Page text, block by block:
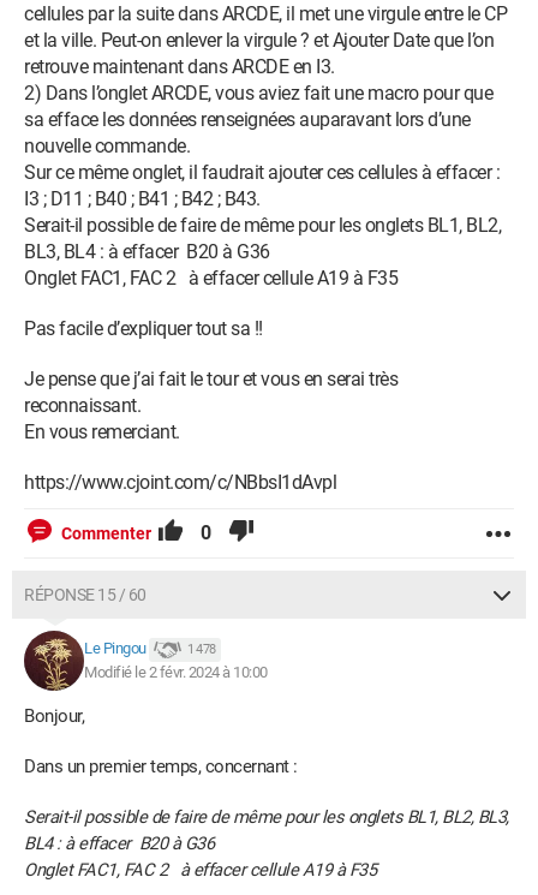
cellules par la suite dans ARCDE, il met une virgule entre le CP
et la ville. Peut-on enlever la virgule ? et Ajouter Date que l’on
retrouve maintenant dans ARCDE en I3.
2) Dans l’onglet ARCDE, vous aviez fait une macro pour que
sa efface les données renseignées auparavant lors d’une
nouvelle commande.
Sur ce même onglet, il faudrait ajouter ces cellules à effacer :
I3 ; D11 ; B40 ; B41 ; B42 ; B43.
Serait-il possible de faire de même pour les onglets BL1, BL2,
BL3, BL4 : à effacer B20 à G36
Onglet FAC1, FAC 2 à effacer cellule A19 à F35
Pas facile d’expliquer tout sa !!
Je pense que j’ai fait le tour et vous en serai très
reconnaissant.
En vous remerciant.
https://www.cjoint.com/c/NBbsI1dAvpl
Commenter 0
RÉPONSE 15 / 60
Le Pingou 1 478
Modifié le 2 févr. 2024 à 10:00
Bonjour,
Dans un premier temps, concernant :
Serait-il possible de faire de même pour les onglets BL1, BL2, BL3,
BL4 : à effacer B20 à G36
Onglet FAC1, FAC 2 à effacer cellule A19 à F35